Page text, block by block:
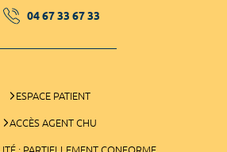
04 67 33 67 33
ESPACE PATIENT
ACCÈS AGENT CHU
: PARTIELLEMENT CONFORME